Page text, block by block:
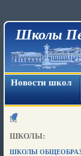
Школы
Новости школ
ШКОЛЫ:
ШКОЛЫ